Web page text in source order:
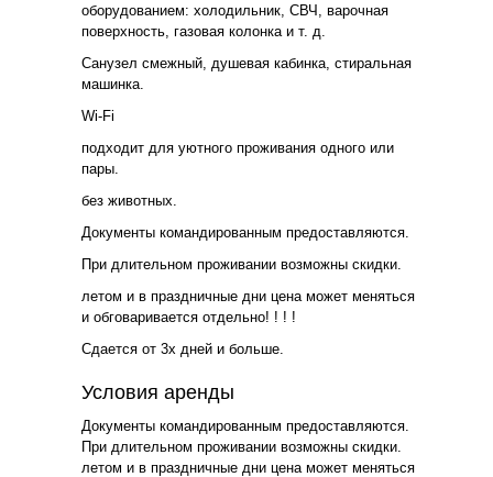
оборудованием: холодильник, СВЧ, варочная
поверхность, газовая колонка и т. д.
Санузел смежный, душевая кабинка, стиральная
машинка.
Wi-Fi
подходит для уютного проживания одного или
пары.
без животных.
Документы командированным предоставляются.
При длительном проживании возможны скидки.
летом и в праздничные дни цена может меняться
и обговаривается отдельно! ! ! !
Сдается от 3х дней и больше.
Условия аренды
Документы командированным предоставляются.
При длительном проживании возможны скидки.
летом и в праздничные дни цена может меняться